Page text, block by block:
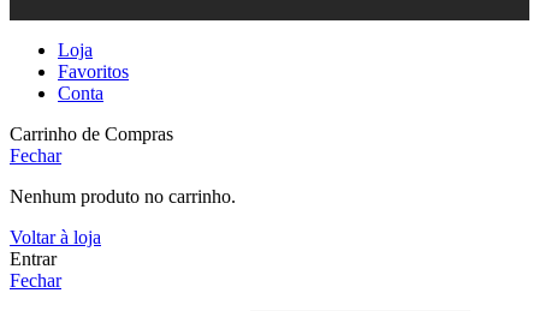
Loja
Favoritos
Conta
Carrinho de Compras
Fechar
Nenhum produto no carrinho.
Voltar à loja
Entrar
Fechar